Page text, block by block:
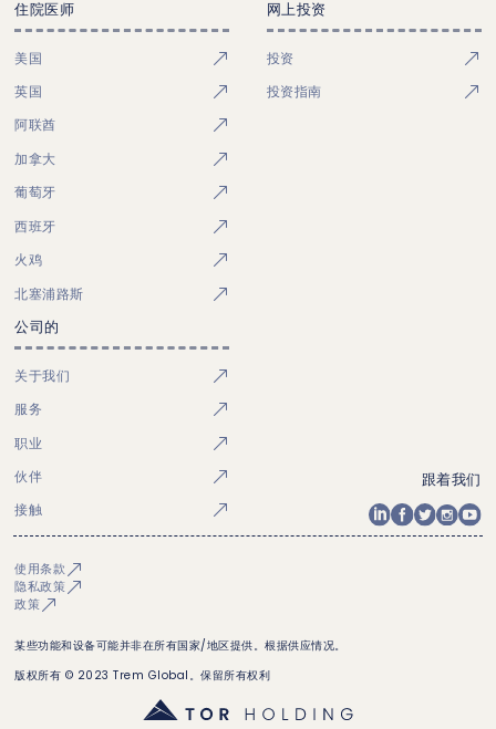
住院医师
美国
英国
阿联酋
加拿大
葡萄牙
西班牙
火鸡
北塞浦路斯
网上投资
投资
投资指南
公司的
关于我们
服务
职业
伙伴
接触
跟着我们
使用条款
隐私政策
政策
某些功能和设备可能并非在所有国家/地区提供。根据供应情况。
版权所有 © 2023 Trem Global。保留所有权利